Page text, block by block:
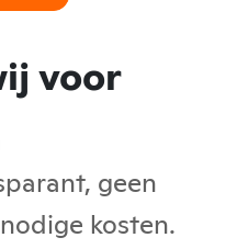
voor
geen
kosten.